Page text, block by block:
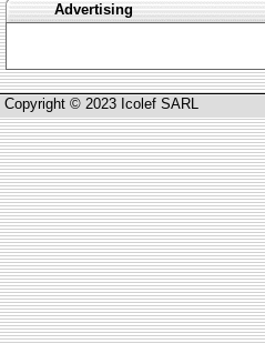
Advertising
Copyright © 2023 Icolef SARL